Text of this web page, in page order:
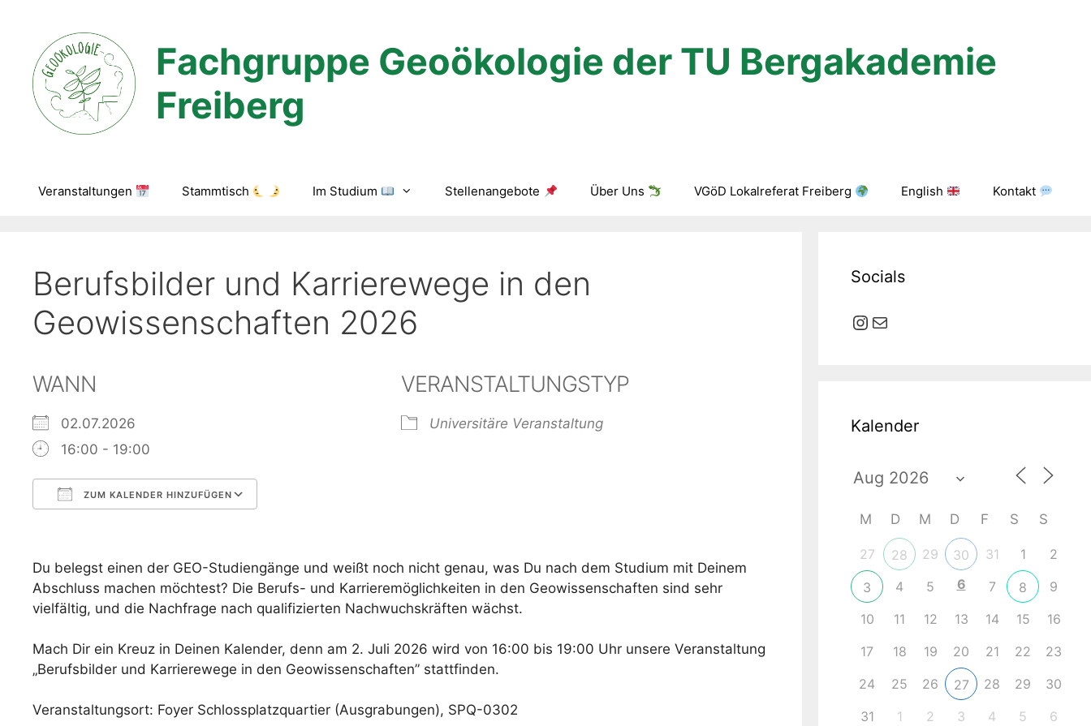
springen
Fachgruppe Geoökologie der TU Bergakademie
Freiberg
Veranstaltungen Stammtisch Im Studium Stellenangebote Über Uns VGöD Lokalreferat Freiberg English Kontakt
Berufsbilder und Karrierewege in den
Geowissenschaften 2026
WANN
02.07.2026
16:00 - 19:00
ZUM KALENDER HINZUFÜGEN
Outlook Live
VERANSTALTUNGSTYP
Universitäre Veranstaltung
Du belegst einen der GEO-Studiengänge und weißt noch nicht genau, was Du nach dem Studium mit Deinem
Abschluss machen möchtest? Die Berufs- und Karrieremöglichkeiten in den Geowissenschaften sind sehr
vielfältig, und die Nachfrage nach qualifizierten Nachwuchskräften wächst.
Mach Dir ein Kreuz in Deinen Kalender, denn am 2. Juli 2026 wird von 16:00 bis 19:00 Uhr unsere Veranstaltung
„Berufsbilder und Karrierewege in den Geowissenschaften” stattfinden.
Veranstaltungsort: Foyer Schlossplatzquartier (Ausgrabungen), SPQ-0302
Socials
Instagram
E-Mail
Kalender
M D M D F S S
27 28 29 30 31 1 2
3 4 5 6 7 8
9
10
11 12 13 14 15
16
17
18 19 20 21 22
23
24
25 26 27 28 29
30
31
1 2 3 4 5 6